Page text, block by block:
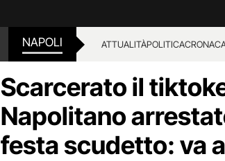
NAPOLI ATTUALITÀPOLITICA
Scarcerato il
Napolitano
festa scudetto: va